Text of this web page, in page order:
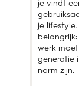
je vindt
je
werk
generatie
norm zijn.